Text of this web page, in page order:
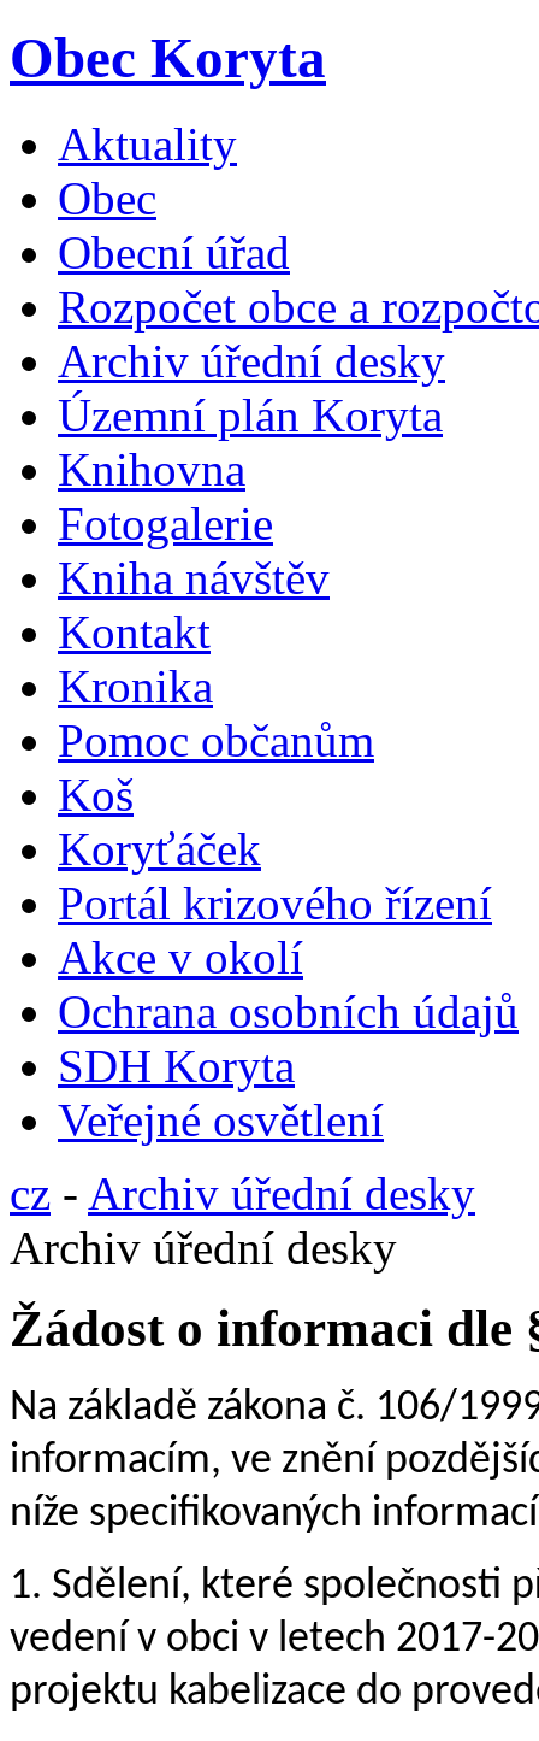
Obec Koryta
Aktuality
Obec
Obecní úřad
Rozpočet obce a
Archiv úřední desky
Územní plán Koryta
Knihovna
Fotogalerie
Kniha návštěv
Kontakt
Kronika
Pomoc občanům
Koš
Koryťáček
Portál krizového řízení
Akce v okolí
Ochrana osobních údajů
SDH Koryta
Veřejné osvětlení
cz - Archiv úřední desky
Archiv úřední desky
Žádost o informaci dle
Na základě zákona č. 106/
informacím, ve znění
níže specifikovaných
1. Sdělení, které společnosti
vedení v obci v letech 2017-
projektu kabelizace do